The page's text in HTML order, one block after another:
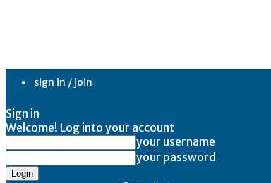
sign in / join
Sign in
Welcome! Log into your account
your username
your password